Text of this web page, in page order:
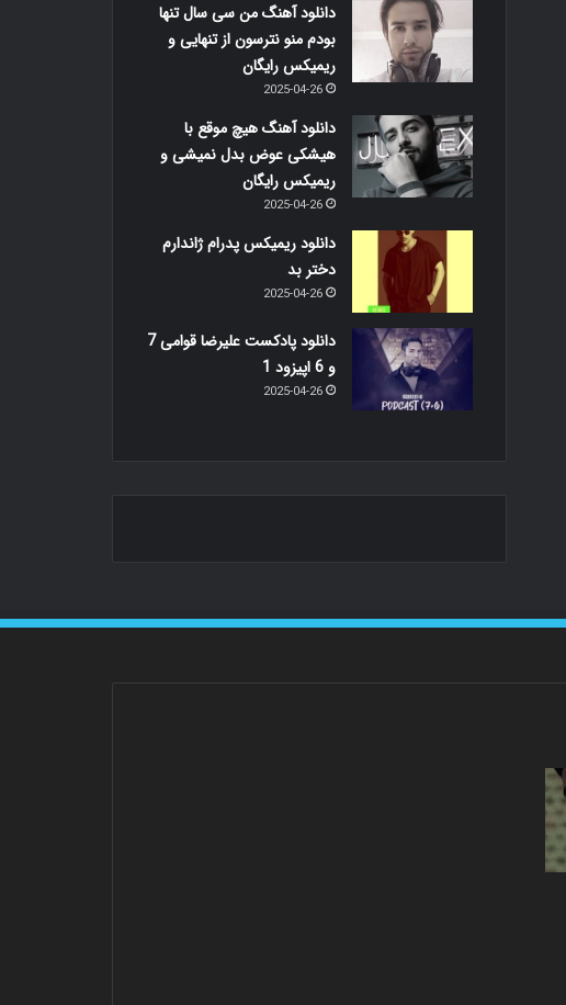
دانلود آهنگ من سی سال تنها
بودم منو نترسون از تنهایی و
ریمیکس رایگان
2025-04-26
دانلود آهنگ هیچ موقع با
هیشکی عوض بدل نمیشی و
ریمیکس رایگان
2025-04-26
دانلود ریمیکس پدرام ژاندارم
دختر بد
2025-04-26
دانلود پادکست علیرضا قوامی 7
و 6 اپیزود 1
2025-04-26